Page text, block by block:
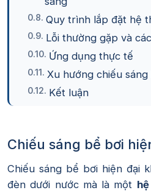
Quy trình lắp đặt hệ
Lỗi thường gặp và
Ứng dụng thực tế
Xu hướng chiếu
Kết luận
Chiếu sáng bể bơi
Chiếu sáng bể bơi hiện đại
đèn dưới nước mà là một